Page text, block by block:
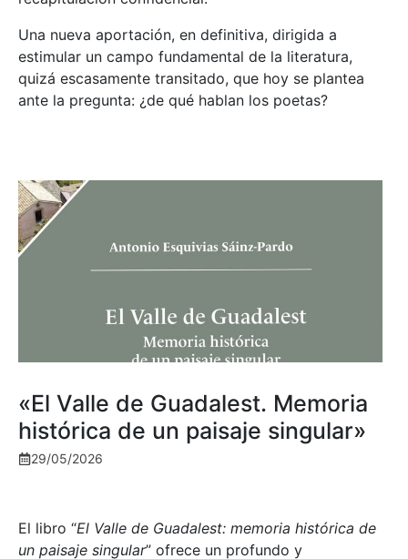
Una nueva aportación, en definitiva, dirigida a
estimular un campo fundamental de la literatura,
quizá escasamente transitado, que hoy se plantea
ante la pregunta: ¿de qué hablan los poetas?
«El Valle de Guadalest. Memoria
histórica de un paisaje singular»
29/05/2026
El libro “El Valle de Guadalest: memoria histórica de
un paisaje singular” ofrece un profundo y